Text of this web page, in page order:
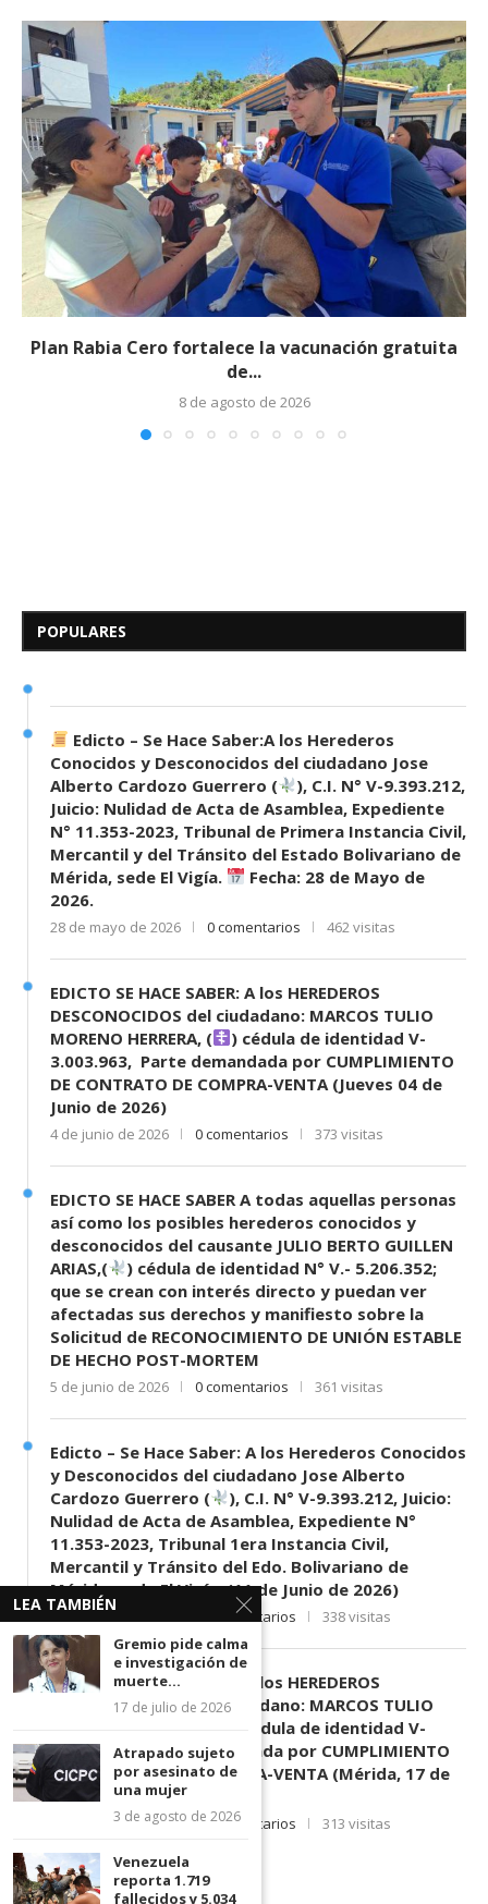
Plan Rabia Cero fortalece la vacunación gratuita
de...
8 de agosto de 2026
POPULARESDesconocidos del...
Edicto – Se Hace Saber:A los Herederos
Conocidos y Desconocidos del ciudadano Jose
Alberto Cardozo Guerrero (
), C.I. N° V-9.393.212,
Juicio: Nulidad de Acta de Asamblea, Expediente
N° 11.353-2023, Tribunal de Primera Instancia Civil,
Mercantil y del Tránsito del Estado Bolivariano de
Mérida, sede El Vigía.
Fecha: 28 de Mayo de
2026.
28 de mayo de 2026 0 comentarios 462 visitas
EDICTO SE HACE SABER: A los HEREDEROS
DESCONOCIDOS del ciudadano: MARCOS TULIO
MORENO HERRERA, (
) cédula de identidad V-
3.003.963, Parte demandada por CUMPLIMIENTO
DE CONTRATO DE COMPRA-VENTA (Jueves 04 de
Junio de 2026)
4 de junio de 2026 0 comentarios 373 visitas
EDICTO SE HACE SABER A todas aquellas personas
así como los posibles herederos conocidos y
desconocidos del causante JULIO BERTO GUILLEN
ARIAS,(
) cédula de identidad N° V.- 5.206.352;
que se crean con interés directo y puedan ver
afectadas sus derechos y manifiesto sobre la
Solicitud de RECONOCIMIENTO DE UNIÓN ESTABLE
DE HECHO POST-MORTEM
5 de junio de 2026 0 comentarios 361 visitas
Edicto – Se Hace Saber: A los Herederos Conocidos
y Desconocidos del ciudadano Jose Alberto
Cardozo Guerrero (
), C.I. N° V-9.393.212, Juicio:
Nulidad de Acta de Asamblea, Expediente N°
11.353-2023, Tribunal 1era Instancia Civil,
Mercantil y Tránsito del Edo. Bolivariano de
Mérida, sede El Vigía. (11 de Junio de 2026)
11 de junio de 2026 0 comentarios 338 visitas
EDICTO SE HACE SABER: A los HEREDEROS
DESCONOCIDOS del ciudadano: MARCOS TULIO
) cédula de identidad V-
3.003.963, Parte demandada por CUMPLIMIENTO
DE CONTRATO DE COMPRA-VENTA (Mérida, 17 de
Junio de 2026)
17 de junio de 2026 0 comentarios 313 visitas
LEA TAMBIÉN
Gremio pide calma
e investigación de
muerte...
17 de julio de 2026
Atrapado sujeto
por asesinato de
una mujer
3 de agosto de 2026
Venezuela
reporta 1.719
fallecidos y 5.034